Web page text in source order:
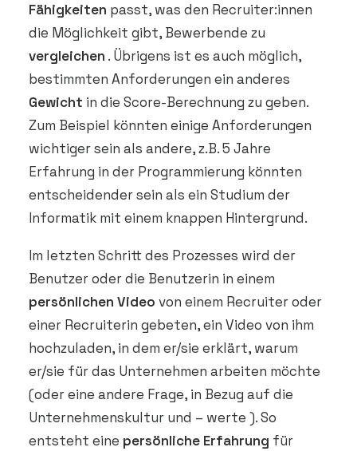
Fähigkeiten passt, was den Recruiter:innen
die Möglichkeit gibt, Bewerbende zu
vergleichen . Übrigens ist es auch möglich,
bestimmten Anforderungen ein anderes
Gewicht in die Score-Berechnung zu geben.
Zum Beispiel könnten einige Anforderungen
wichtiger sein als andere, z.B. 5 Jahre
Erfahrung in der Programmierung könnten
entscheidender sein als ein Studium der
Informatik mit einem knappen Hintergrund.
Im letzten Schritt des Prozesses wird der
Benutzer oder die Benutzerin in einem
persönlichen Video von einem Recruiter oder
einer Recruiterin gebeten, ein Video von ihm
hochzuladen, in dem er/sie erklärt, warum
er/sie für das Unternehmen arbeiten möchte
(oder eine andere Frage, in Bezug auf die
Unternehmenskultur und – werte ). So
entsteht eine persönliche Erfahrung für